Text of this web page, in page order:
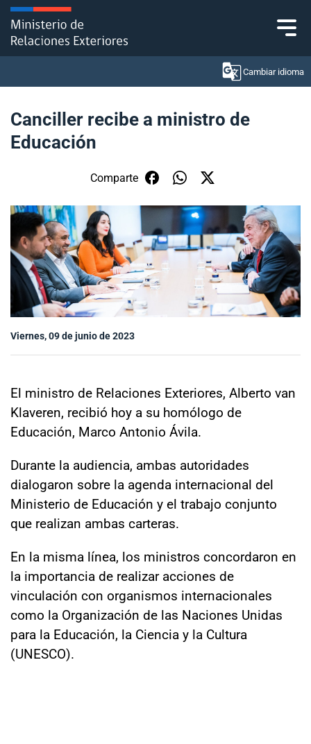
Click acá para ir directamente al contenido
Cambiar idioma
Ministerio
Política Exterior
Embajadas y consulados
Servicios ciudadanos
Subsecretaría de Relaciones Económicas
Internacionales
Sala de prensa
modo claro
Canciller recibe a ministro de
Educación
Comparte
Viernes, 09 de junio de 2023
El ministro de Relaciones Exteriores, Alberto van
Klaveren, recibió hoy a su homólogo de
Educación, Marco Antonio Ávila.
Durante la audiencia, ambas autoridades
dialogaron sobre la agenda internacional del
Ministerio de Educación y el trabajo conjunto
que realizan ambas carteras.
En la misma línea, los ministros concordaron en
la importancia de realizar acciones de
vinculación con organismos internacionales
como la Organización de las Naciones Unidas
para la Educación, la Ciencia y la Cultura
(UNESCO).